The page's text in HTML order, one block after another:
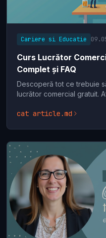
Cariere si Educatie
Curs Lucrător
Complet și FAQ
Descoperă tot ce trebuie
lucrător comercial gratuit.
cat article.md